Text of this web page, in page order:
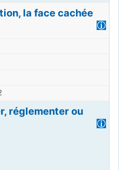
la face cachée
réglementer ou